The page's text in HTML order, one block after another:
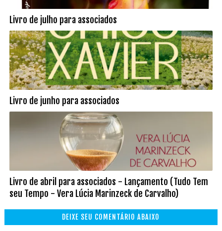
Livro de julho para associados
Livro de junho para associados
Livro de abril para associados - Lançamento (Tudo Tem
seu Tempo - Vera Lúcia Marinzeck de Carvalho)
DEIXE SEU COMENTÁRIO ABAIXO